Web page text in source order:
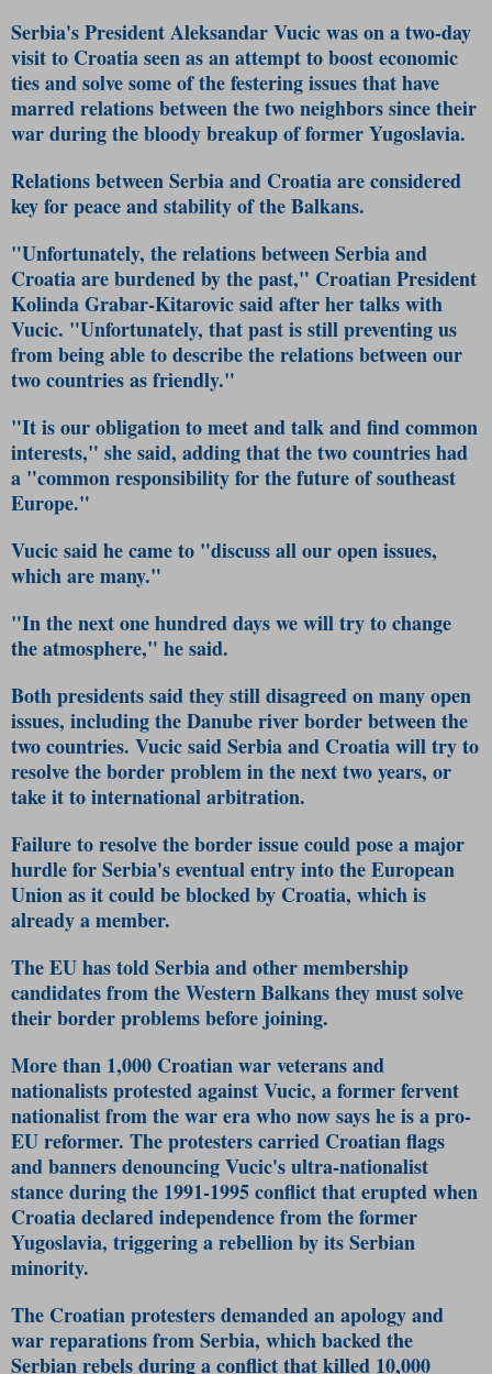
Serbia's PresidentAleksandar Vucicwas on a two-day
visit to Croatia seen as an attempt to boost economic
ties and solve some of the festering issues that have
marred relations between the two neighbors since their
war during the bloody breakup of former Yugoslavia.
Relations between Serbia and Croatia are considered
key for peace and stability of the Balkans.
"Unfortunately, the relations between Serbia and
Croatia are burdened by the past," Croatian President
Kolinda Grabar-Kitarovic said after her talks with
Vucic. "Unfortunately, that past is still preventing us
from being able to describe the relations between our
two countries as friendly."
"It is our obligation to meet and talk and find common
interests," she said, adding that the two countries had
a "common responsibility for the future of southeast
Europe."
Vucic said he came to "discuss all our open issues,
which are many."
"In the next one hundred days we will try to change
the atmosphere," he said.
Both presidents said they still disagreed on many open
issues, including the Danube river border between the
two countries. Vucic said Serbia and Croatia will try to
resolve the border problem in the next two years, or
take it to international arbitration.
Failure to resolve the border issue could pose a major
hurdle for Serbia's eventual entry into theEuropean
Unionas it could be blocked by Croatia, which is
already a member.
The EU has told Serbia and other membership
candidates from the Western Balkans they must solve
their border problems before joining.
More than 1,000 Croatian war veterans and
nationalists protested against Vucic, a former fervent
nationalist from the war era who now says he is a pro-
EU reformer. The protesters carried Croatian flags
and banners denouncing Vucic's ultra-nationalist
stance during the 1991-1995 conflict that erupted when
Croatia declared independence from the former
Yugoslavia, triggering a rebellion by its Serbian
minority.
The Croatian protesters demanded an apology and
war reparations from Serbia, which backed the
Serbian rebels during a conflict that killed 10,000